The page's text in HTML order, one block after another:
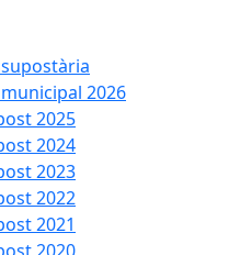
2026
2025
2024
2023
2022
2021